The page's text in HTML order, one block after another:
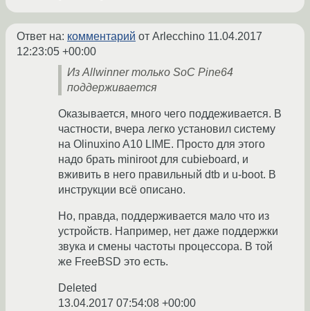
Ответ на: комментарий от Arlecchino 11.04.2017
12:23:05 +00:00
Из Allwinner только SoC Pine64
поддерживается
Оказывается, много чего поддеживается. В
частности, вчера легко установил систему
на Olinuxino A10 LIME. Просто для этого
надо брать miniroot для cubieboard, и
вживить в него правильный dtb и u-boot. В
инструкции всё описано.
Но, правда, поддерживается мало что из
устройств. Например, нет даже поддержки
звука и смены частоты процессора. В той
же FreeBSD это есть.
Deleted
13.04.2017 07:54:08 +00:00